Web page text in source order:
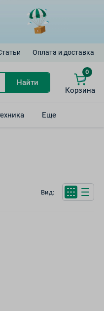
Оплата и доставка
Найти
0
Корзина
Еще
Вид: